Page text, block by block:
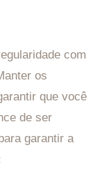
com
os
que você
de ser
garantir a